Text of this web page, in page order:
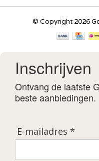
© Copyright 2026
Inschrijven
Ontvang de laatste
beste aanbiedingen.
E-mailadres *